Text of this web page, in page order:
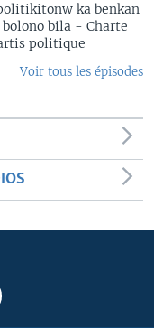
ka benkan
bolono bila - Charte
politique
Voir tous les épisodes